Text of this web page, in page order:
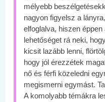
mélyebb
nagyon figyelsz a
elfoglalva, hiszen
lehetőséget rá neki,
kicsit lazább lenni,
hogy jól érezzétek
nő és férfi közeledni
megismerni egymást.
A komolyabb témákra